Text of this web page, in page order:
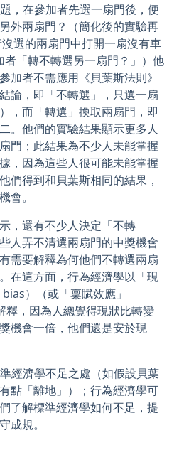
，在參加者先選一扇門後，便
外兩扇門？（簡化後的實驗再
選的兩扇門中打開一扇沒有車
「轉不轉選另一扇門？」）他
加者不需應用《貝葉斯法則》
論，即「不轉選」，只選一扇
，而「轉選」換取兩扇門，即
。他們的實驗結果顯示更多人
門；此結果為不少人未能掌握
，因為這些人很可能未能掌握
們得到和貝葉斯相同的結果，
會。
，還有不少人決定「不轉
人弄不清選兩扇門的中獎機會
需要解釋為何他們不轉選兩扇
在這方面，行為經濟學以「現
）（或「稟賦效應」
，因為人總覺得現狀比轉變
機會一倍，他們還是安於現
經濟學不足之處（如假設貝葉
點「離地」）；行為經濟學可
了解標準經濟學如何不足，提
成規。